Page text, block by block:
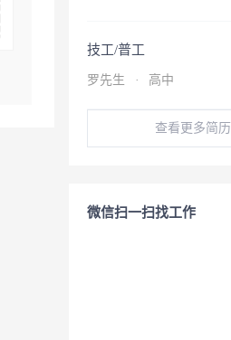
技工/普工
罗先生 · 高中
查看更多简历
微信扫一扫找工作